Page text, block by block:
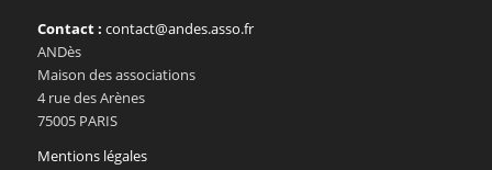
Contact : contact@andes.asso.fr
ANDès
Maison des associations
4 rue des Arènes
75005 PARIS
Mentions légales